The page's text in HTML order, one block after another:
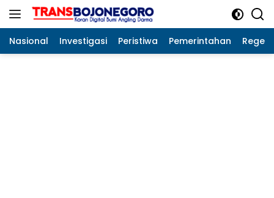
Langsung
Nasional Investigasi Peristiwa Pemerintahan